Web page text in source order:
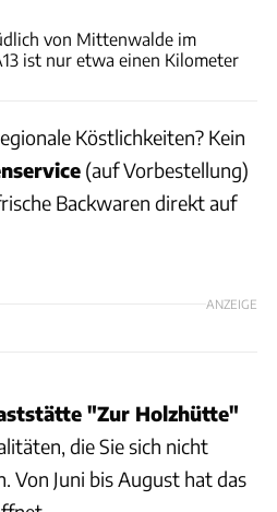
von Mittenwalde im
ist nur etwa einen Kilometer
Köstlichkeiten? Kein
(auf Vorbestellung)
Backwaren direkt auf
ANZEIGE
"Zur Holzhütte"
die Sie sich nicht
Von Juni bis August hat das